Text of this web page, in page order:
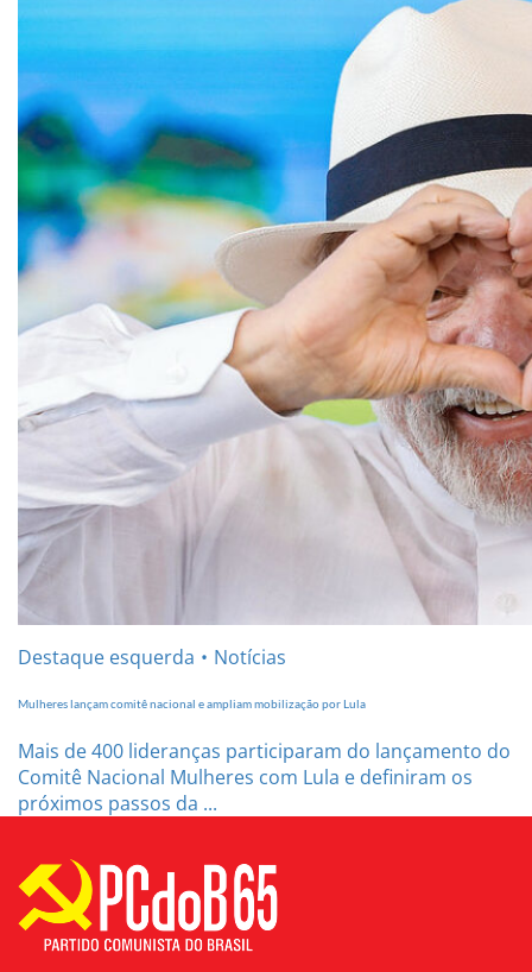
Destaque esquerda Notícias
Mulheres lançam comitê nacional e ampliam mobilização por Lula
Mais de 400 lideranças participaram do lançamento do
Comitê Nacional Mulheres com Lula e definiram os
próximos passos da ...